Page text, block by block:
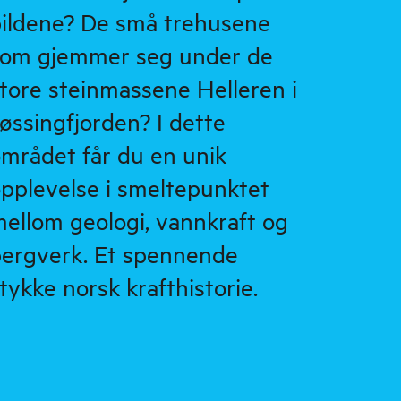
De små trehusene
gjemmer seg under de
steinmassene Helleren i
I dette
får du en unik
i smeltepunktet
geologi, vannkraft og
Et spennende
norsk krafthistorie.